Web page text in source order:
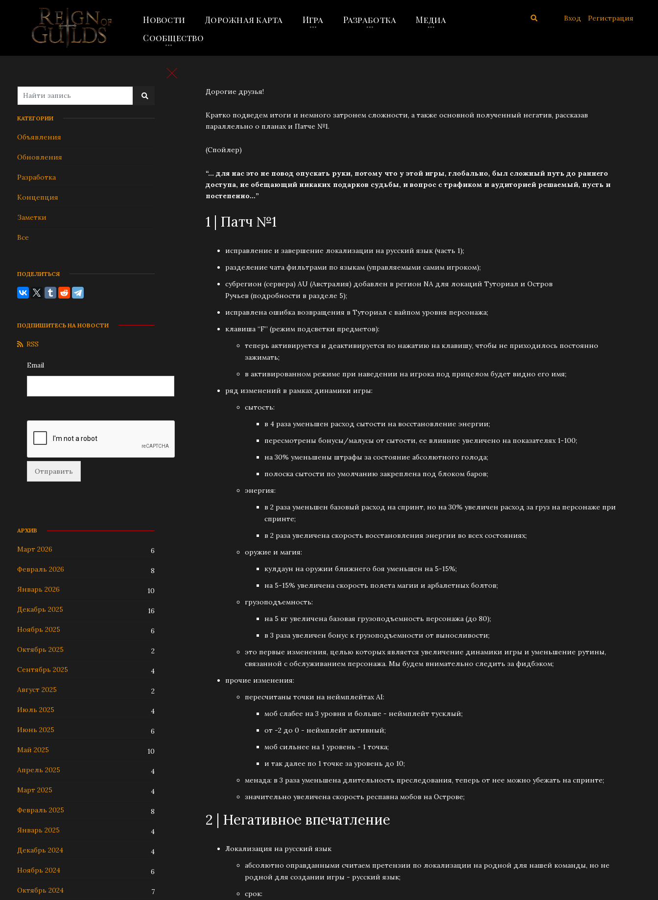
Новости Дорожная карта Игра Разработка
Медиа
Сообщество
Вход Регистрация
КАТЕГОРИИ
Объявления
Обновления
Разработка
Концепция
Заметки
Все
ПОДЕЛИТЬСЯ
ПОДПИШИТЕСЬ НА НОВОСТИ
RSS
Email
АРХИВ
Март 2026 6
Февраль 2026 8
Январь 2026 10
Декабрь 2025 16
Ноябрь 2025 6
Октябрь 2025 2
Сентябрь 2025 4
Август 2025 2
Июль 2025 4
Июнь 2025 6
Май 2025 10
Апрель 2025 4
Март 2025 4
Февраль 2025 8
Январь 2025 4
Декабрь 2024 4
Ноябрь 2024 6
Октябрь 2024 7
Дорогие друзья!
Кратко подведем итоги и немного затронем сложности, а также основной полученный негатив, рассказав
параллельно о планах и Патче №1.
(Спойлер)
“... для нас это не повод опускать руки, потому что у этой игры, глобально, был сложный путь до раннего
доступа, не обещающий никаких подарков судьбы, и вопрос с трафиком и аудиторией решаемый, пусть и
постепенно…”
1 | Патч №1
исправление и завершение локализации на русский язык (часть 1);
разделение чата фильтрами по языкам (управляемыми самим игроком);
субрегион (сервера) AU (Австралия) добавлен в регион NA для локаций Туториал и Остров
Ручьев (подробности в разделе 5);
исправлена ошибка возвращения в Туториал с вайпом уровня персонажа;
клавиша “F” (режим подсветки предметов):
теперь активируется и деактивируется по нажатию на клавишу, чтобы не приходилось постоянно
зажимать;
в активированном режиме при наведении на игрока под прицелом будет видно его имя;
ряд изменений в рамках динамики игры:
сытость:
в 4 раза уменьшен расход сытости на восстановление энергии;
пересмотрены бонусы/малусы от сытости, ее влияние увеличено на показателях 1-100;
на 30% уменьшены штрафы за состояние абсолютного голода;
полоска сытости по умолчанию закреплена под блоком баров;
энергия:
в 2 раза уменьшен базовый расход на спринт, но на 30% увеличен расход за груз на персонаже при
спринте;
в 2 раза увеличена скорость восстановления энергии во всех состояниях;
оружие и магия:
кулдаун на оружии ближнего боя уменьшен на 5-15%;
на 5-15% увеличена скорость полета магии и арбалетных болтов;
грузоподъемность:
на 5 кг увеличена базовая грузоподъемность персонажа (до 80);
в 3 раза увеличен бонус к грузоподъемности от выносливости;
это первые изменения, целью которых является увеличение динамики игры и уменьшение рутины,
связанной с обслуживанием персонажа. Мы будем внимательно следить за фидбэком;
прочие изменения:
пересчитаны точки на неймплейтах AI:
моб слабее на 3 уровня и больше - неймплейт тусклый;
от -2 до 0 - неймплейт активный;
моб сильнее на 1 уровень - 1 точка;
и так далее по 1 точке за уровень до 10;
менада: в 3 раза уменьшена длительность преследования, теперь от нее можно убежать на спринте;
значительно увеличена скорость респавна мобов на Острове;
2 | Негативное впечатление
Локализация на русский язык
абсолютно оправданными считаем претензии по локализации на родной для нашей команды, но не
родной для создании игры - русский язык;
срок: